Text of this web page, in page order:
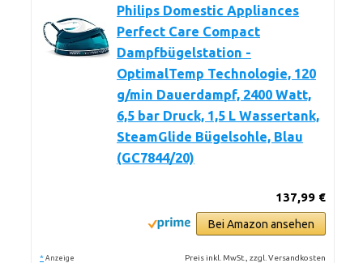
Philips Domestic Appliances
Perfect Care Compact
Dampfbügelstation -
OptimalTemp Technologie, 120
g/min Dauerdampf, 2400 Watt,
6,5 bar Druck, 1,5 L Wassertank,
SteamGlide Bügelsohle, Blau
(GC7844/20)
137,99 €
Bei Amazon ansehen
* Anzeige Preis inkl. MwSt., zzgl. Versandkosten